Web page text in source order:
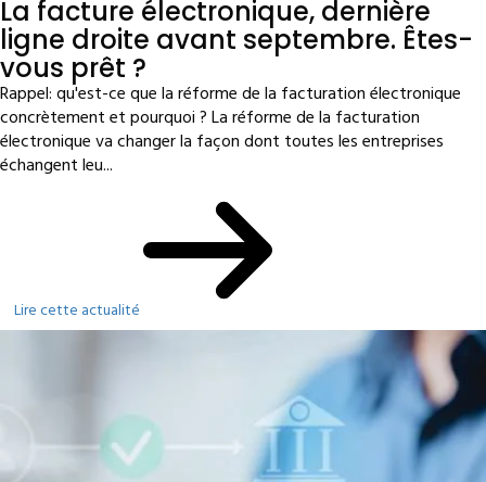
La facture électronique, dernière
ligne droite avant septembre. Êtes-
vous prêt ?
Rappel: qu'est-ce que la réforme de la facturation électronique
concrètement et pourquoi ? La réforme de la facturation
électronique va changer la façon dont toutes les entreprises
échangent leu...
Lire cette actualité